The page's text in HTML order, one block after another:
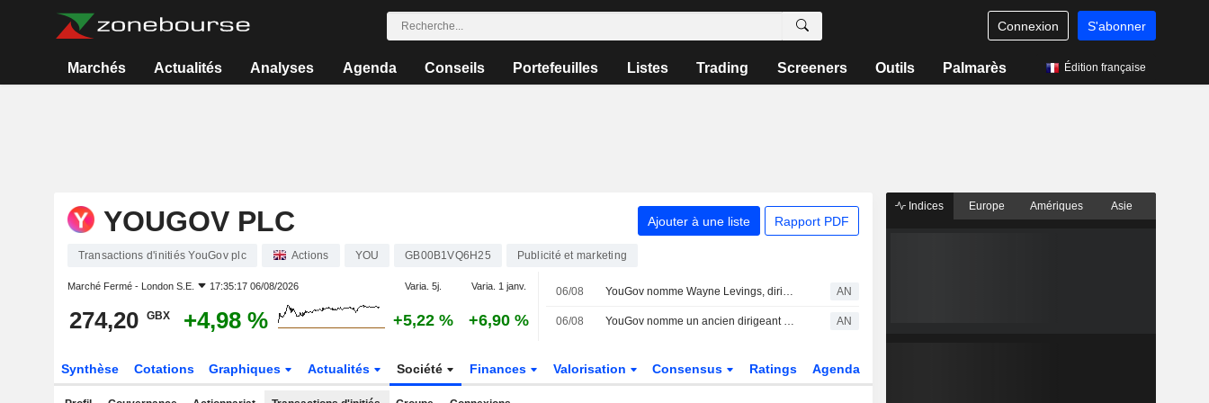
Connexion S'abonner
Marchés Actualités Analyses Agenda Conseils Portefeuilles Listes Trading Screeners Outils Palmarès Édition française
YOUGOV PLC Ajouter à une liste Rapport PDF
Transactions d'initiés YouGov plc Actions YOU GB00B1VQ6H25 Publicité et marketing
Marché Fermé - London S.E. 17:35:17 06/08/2026 Varia. 5j. Varia. 1 janv.
274,20 GBX +4,98 % +5,22 % +6,90 %
06/08 YouGov nomme Wayne Levings, dirigeant chez Kantar, au poste de nouveau PDG AN
06/08 YouGov nomme un ancien dirigeant de Kantar au poste de PDG et confirme ses projets de rachat d'actions AN
Synthèse Cotations Graphiques Actualités Société Finances Valorisation Consensus Ratings Agenda
Indices Europe Amériques Asie